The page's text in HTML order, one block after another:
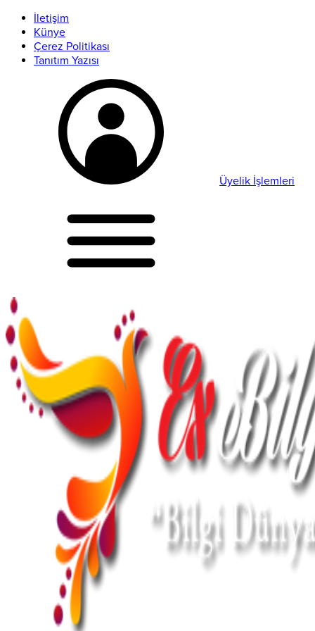
İletişim
Künye
Çerez Politikası
Tanıtım Yazısı
Üyelik İşlemleri